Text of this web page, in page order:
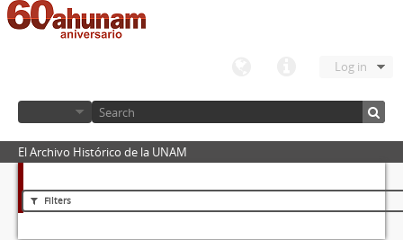
Log in
El Archivo Histórico de la UNAM
Filters